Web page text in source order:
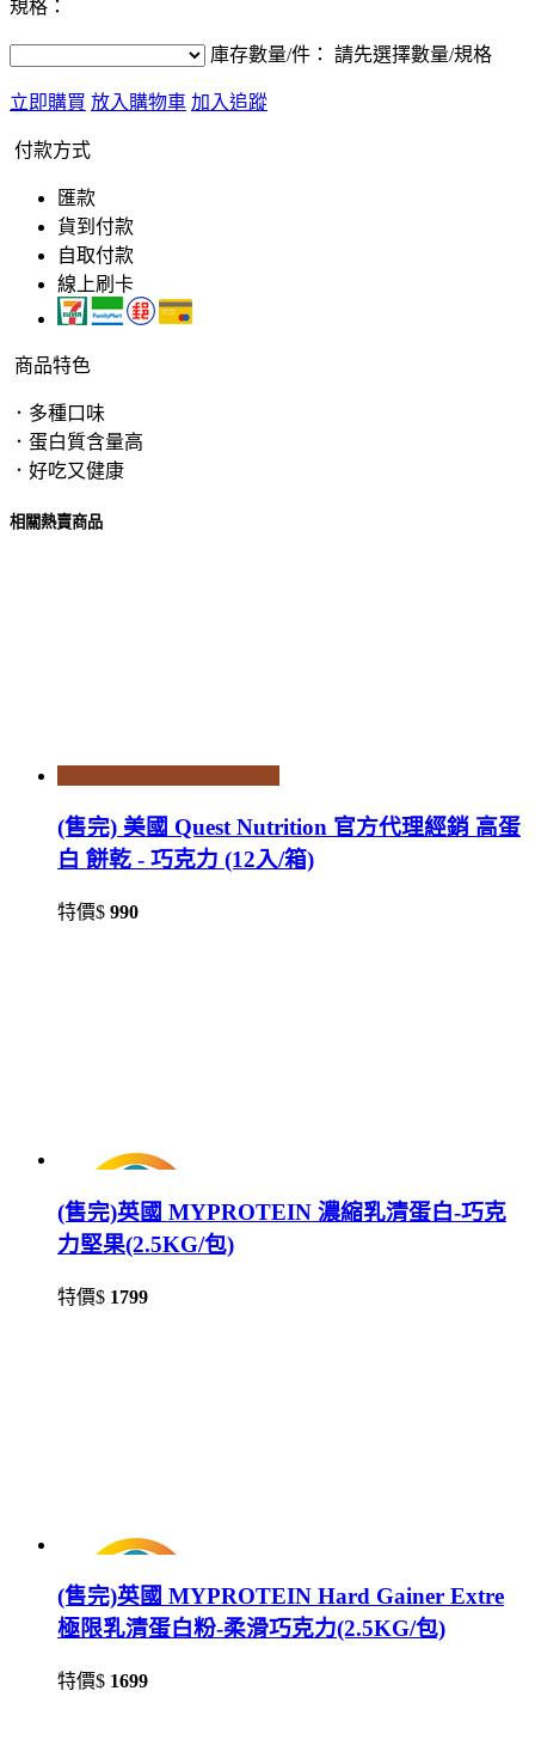
規格：
庫存數量/件： 請先選擇數量/規格
立即購買 放入購物車 加入追蹤
付款方式
匯款
貨到付款
自取付款
線上刷卡
商品特色
．多種口味
．蛋白質含量高
．好吃又健康
相關熱賣商品
(售完) 美國 Quest Nutrition 官方代理經銷 高蛋
白 餅乾 - 巧克力 (12入/箱)
特價$ 990
(售完)英國 MYPROTEIN 濃縮乳清蛋白-巧克
力堅果(2.5KG/包)
特價$ 1799
(售完)英國 MYPROTEIN Hard Gainer Extre
極限乳清蛋白粉-柔滑巧克力(2.5KG/包)
特價$ 1699